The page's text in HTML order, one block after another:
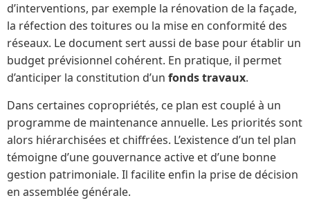
d’interventions, par exemple la rénovation de la façade,
la réfection des toitures ou la mise en conformité des
réseaux. Le document sert aussi de base pour établir un
budget prévisionnel cohérent. En pratique, il permet
d’anticiper la constitution d’un fonds travaux.
Dans certaines copropriétés, ce plan est couplé à un
programme de maintenance annuelle. Les priorités sont
alors hiérarchisées et chiffrées. L’existence d’un tel plan
témoigne d’une gouvernance active et d’une bonne
gestion patrimoniale. Il facilite enfin la prise de décision
en assemblée générale.